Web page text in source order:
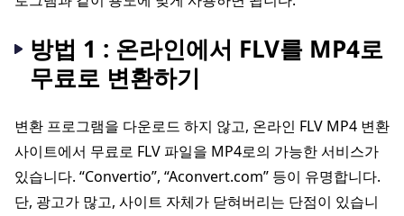
방법 1 : 온라인에서 FLV를 MP4로
무료로 변환하기
변환 프로그램을 다운로드 하지 않고, 온라인 FLV MP4 변환
사이트에서 무료로 FLV 파일을 MP4로의 가능한 서비스가
있습니다. “Convertio”, “Aconvert.com” 등이 유명합니다.
단, 광고가 많고, 사이트 자체가 닫혀버리는 단점이 있습니